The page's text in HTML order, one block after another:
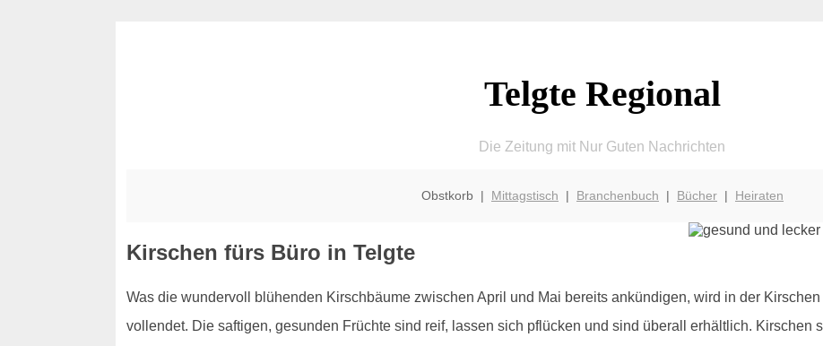
Telgte Regional
Die Zeitung mit Nur Guten Nachrichten
Obstkorb | Mittagstisch | Branchenbuch | Bücher| Heiraten
Kirschen fürs Büro in Telgte
Was die wundervoll blühenden Kirschbäume zwischen April und Mai bereits ankündigen, wird in der
vollendet. Die saftigen, gesunden Früchte sind reif, lassen sich pflücken und sind überall erhältlich. Kirschen